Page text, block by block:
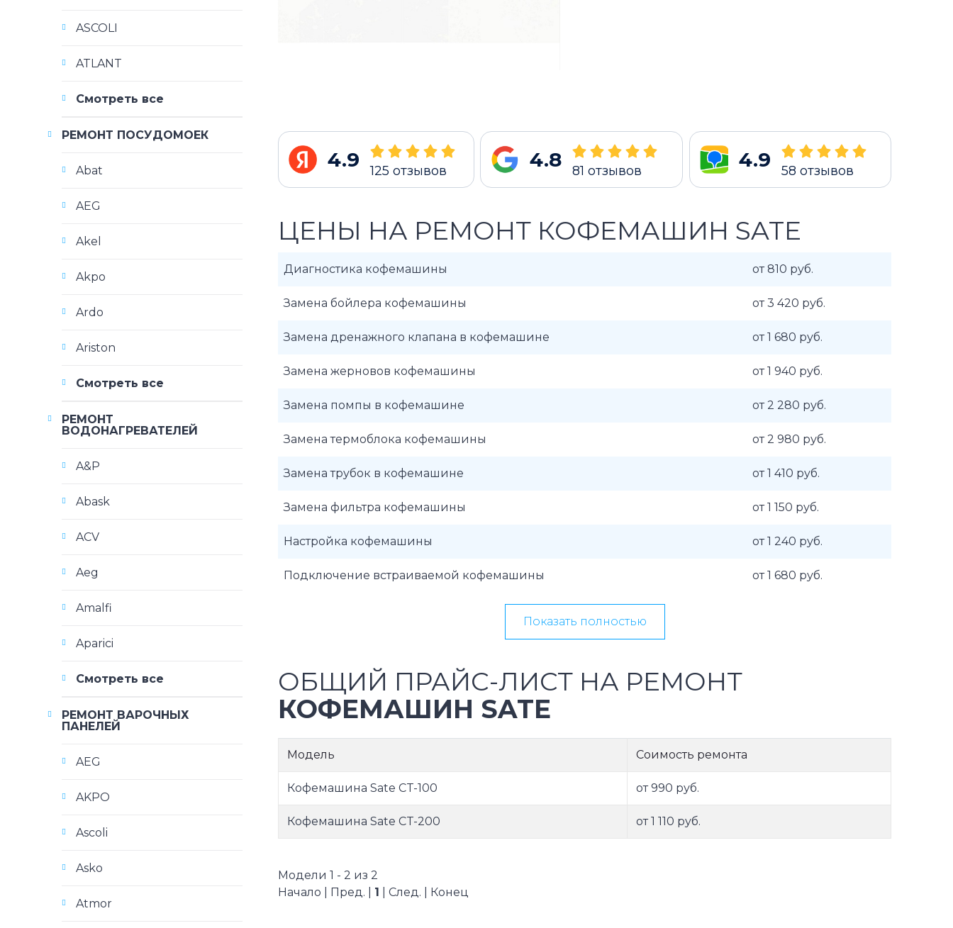
4.9 125 отзывов 4.8 81 отзывов 4.9 58 отзывов
ЦЕНЫ НА РЕМОНТ КОФЕМАШИН SATE
Диагностика кофемашины от 810 руб.
Замена бойлера кофемашины от 3 420 руб.
Замена дренажного клапана в кофемашине от 1 680 руб.
Замена жерновов кофемашины от 1 940 руб.
Замена помпы в кофемашине от 2 280 руб.
Замена термоблока кофемашины от 2 980 руб.
Замена трубок в кофемашине от 1 410 руб.
Замена фильтра кофемашины от 1 150 руб.
Настройка кофемашины от 1 240 руб.
Подключение встраиваемой кофемашины от 1 680 руб.
Показать полностью
ОБЩИЙ ПРАЙС-ЛИСТ НА РЕМОНТ
КОФЕМАШИН SATE
Модель Соимость ремонта
Кофемашина Sate CT-100 от 990 руб.
Кофемашина Sate CT-200 от 1 110 руб.
Модели 1 - 2 из 2
Начало | Пред. | 1 | След. | Конец
ASCOLI
ATLANT
Смотреть все
РЕМОНТ ПОСУДОМОЕК
Abat
AEG
Akel
Akpo
Ardo
Ariston
Смотреть все
РЕМОНТ
ВОДОНАГРЕВАТЕЛЕЙ
A&P
Abask
ACV
Aeg
Amalfi
Aparici
Смотреть все
РЕМОНТ ВАРОЧНЫХ
ПАНЕЛЕЙ
AEG
AKPO
Ascoli
Asko
Atmor